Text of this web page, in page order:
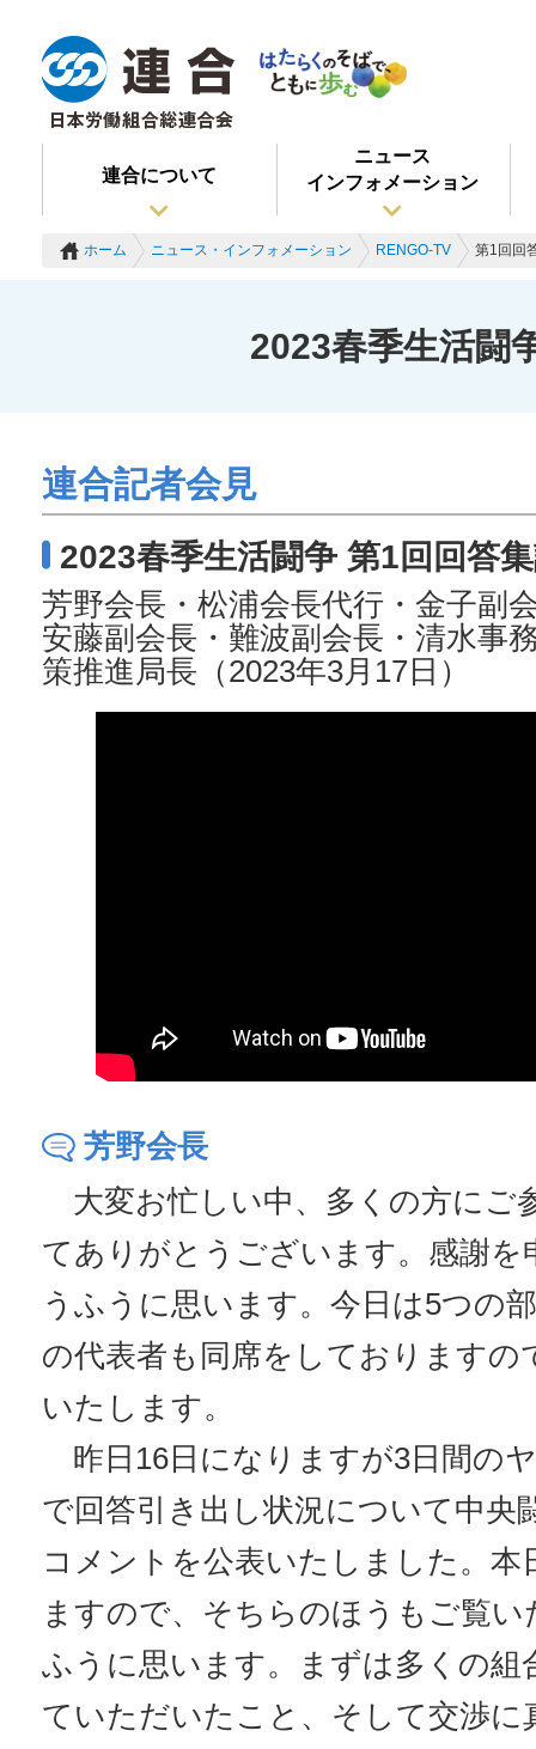
連合について
ニュース
インフォメーション
ホーム ニュース・インフォメーション RENGO-TV 第1回回
2023春季生活闘
連合記者会見
2023春季生活闘争 第1回回答
芳野会長・松浦会長代行・金子副
安藤副会長・難波副会長・清水事
策推進局長（2023年3月17日）
芳野会長
大変お忙しい中、多くの方にご
てありがとうございます。感謝を
うふうに思います。今日は5つの
の代表者も同席をしておりますの
いたします。
昨日16日になりますが3日間の
で回答引き出し状況について中央
コメントを公表いたしました。本
ますので、そちらのほうもご覧
ふうに思います。まずは多くの組
ていただいたこと、そして交渉に